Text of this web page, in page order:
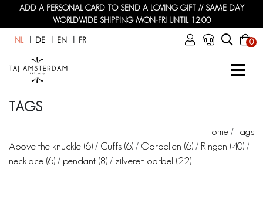
ADD A PERSONAL CARD TO SEND A LOVING GIFT // SAME DAY
WORLDWIDE SHIPPING MON-FRI UNTIL 12:00
NL DE EN FR 0
TAGS
Home / Tags
Above the knuckle (6) / Cuffs (6) / Oorbellen (6) / Ringen (40) /
necklace (6) / pendant (8) / zilveren oorbel (22)